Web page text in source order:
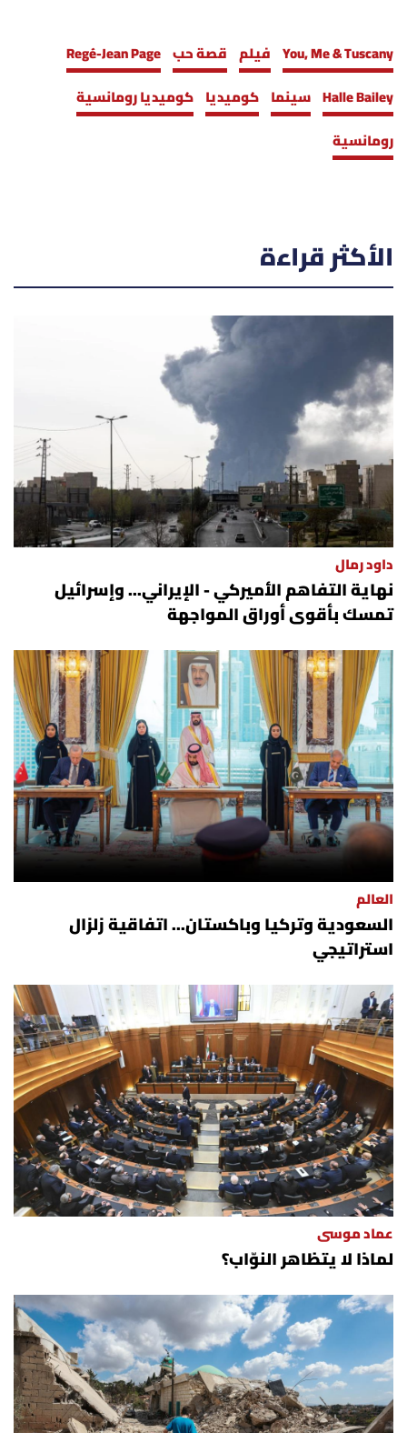
You, Me & Tuscany فيلم قصة حب Regé-Jean Page
Halle Bailey سينما كوميديا كوميديا رومانسية
رومانسية
الأكثر قراءة
داود رمال
نهاية التفاهم الأميركي - الإيراني... وإسرائيل
تمسك بأقوى أوراق المواجهة
العالم
السعودية وتركيا وباكستان... اتفاقية زلزال
استراتيجي
عماد موسى
لماذا لا يتظاهر النوّاب؟